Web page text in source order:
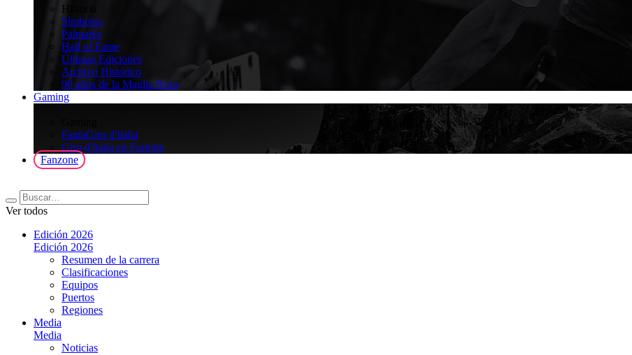
Historia
Símbolos
Palmarés
Hall of Fame
Últimas Ediciones
Archivo Histórico
90 años de la Maglia Rosa
Gaming
FantaGiro d'Italia
Giro d'Italia en Fortnite
Fanzone
Ver todos
Edición 2026
Edición 2026
Resumen de la carrera
Clasificaciones
Equipos
Puertos
Regiones
Media
Media
Noticias